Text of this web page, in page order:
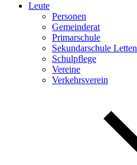
Leute
Personen
Gemeinderat
Primarschule
Sekundarschule Letten
Schulpflege
Vereine
Verkehrsverein